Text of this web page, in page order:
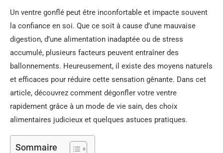
Un ventre gonflé peut être inconfortable et impacte souvent
la confiance en soi. Que ce soit à cause d’une mauvaise
digestion, d’une alimentation inadaptée ou de stress
accumulé, plusieurs facteurs peuvent entraîner des
ballonnements. Heureusement, il existe des moyens naturels
et efficaces pour réduire cette sensation gênante. Dans cet
article, découvrez comment dégonfler votre ventre
rapidement grâce à un mode de vie sain, des choix
alimentaires judicieux et quelques astuces pratiques.
Sommaire